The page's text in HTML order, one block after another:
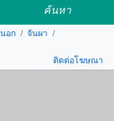
ค้นหา
อก / จันผา /
ติดต่อโฆษณา